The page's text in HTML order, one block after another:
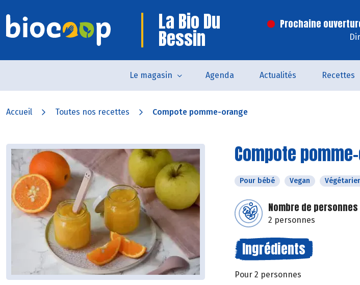
La Bio Du
Bessin
Prochaine
Le magasin Agenda Actualités Recettes
Accueil Toutes nos recettes Compote pomme-orange
Compote
Pour bébé Vegan
Nombre de personnes
2 personnes
Ingrédients
Pour 2 personnes